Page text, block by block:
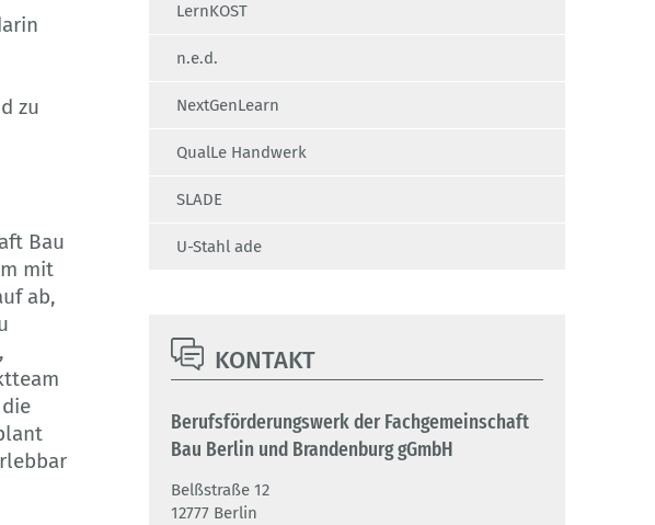
zu
Bau
mit
ab,
LernKOST
n.e.d.
NextGenLearn
QualLe Handwerk
SLADE
U-Stahl ade
KONTAKT
Berufsförderungswerk der Fachgemeinschaft
Bau Berlin und Brandenburg gGmbH
Belßstraße 12
12777 Berlin